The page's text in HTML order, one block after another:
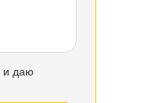
и даю